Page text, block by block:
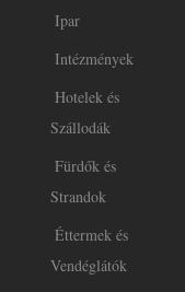
Ipar
Intézmények
Hotelek és
Szállodák
Fürdők és
Strandok
Éttermek és
Vendéglátók